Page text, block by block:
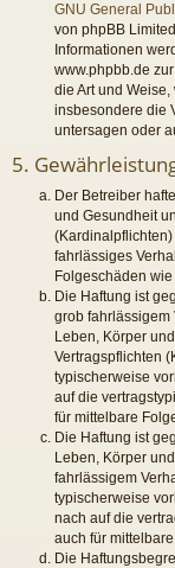
GNU General
von phpBB
Informationen
www.phpbb.de
die Art und
insbesondere die
untersagen oder
5.
Der Betreiber
und Gesundheit
fahrlässiges
Folgeschäden
Die Haftung ist
grob fahrlässigem
Leben, Körper
Vertragspflichten
typischerweise
auf die
für mittelbare
Die Haftung ist
Leben, Körper
fahrlässigem
typischerweise
nach auf die
auch für
Die